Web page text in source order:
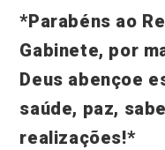
*Parabéns ao
Gabinete, por
Deus abençoe
saúde, paz,
realizações!*